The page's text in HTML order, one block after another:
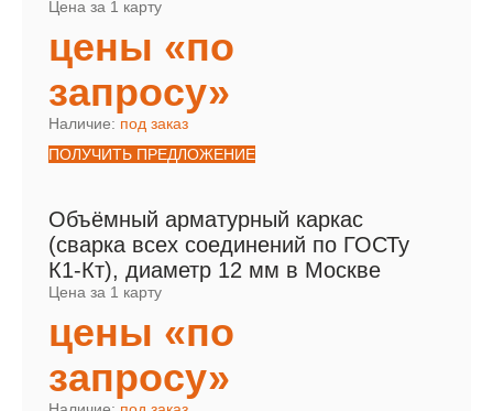
Цена за 1 карту
цены «по
запросу»
Наличие: под заказ
ПОЛУЧИТЬ ПРЕДЛОЖЕНИЕ
Объёмный арматурный каркас
(сварка всех соединений по ГОСТу
К1-Кт), диаметр 12 мм в Москве
Цена за 1 карту
цены «по
запросу»